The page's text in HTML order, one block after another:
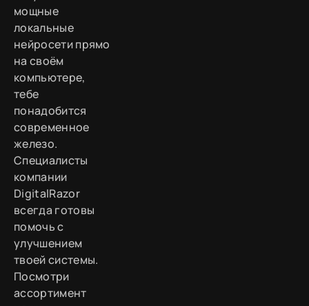
мощные
локальные
нейросети прямо
на своём
компьютере,
тебе
понадобится
современное
железо.
Специалисты
компании
DigitalRazor
всегда готовы
помочь с
улучшением
твоей системы.
Посмотри
ассортимент